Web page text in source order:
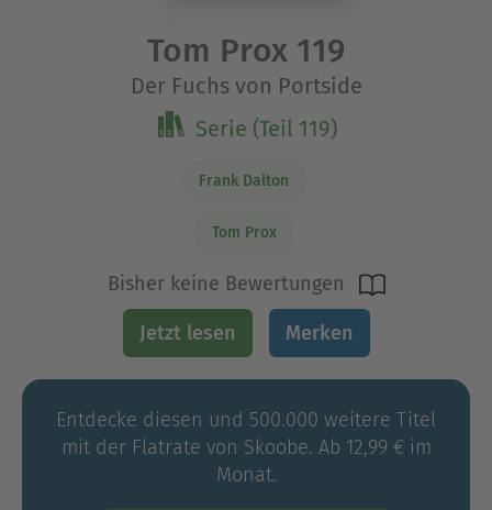
Tom Prox 119
Der Fuchs von Portside
Serie (Teil 119)
Frank Dalton
Tom Prox
Bisher keine Bewertungen
Jetzt lesen Merken
Entdecke diesen und 500.000 weitere Titel
mit der Flatrate von Skoobe. Ab 12,99 € im
Monat.